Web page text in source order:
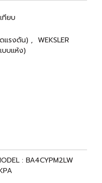
ทียบ
แรงดัน) , WEKSLER
บบแห้ง)
: BA4CYPM2LW